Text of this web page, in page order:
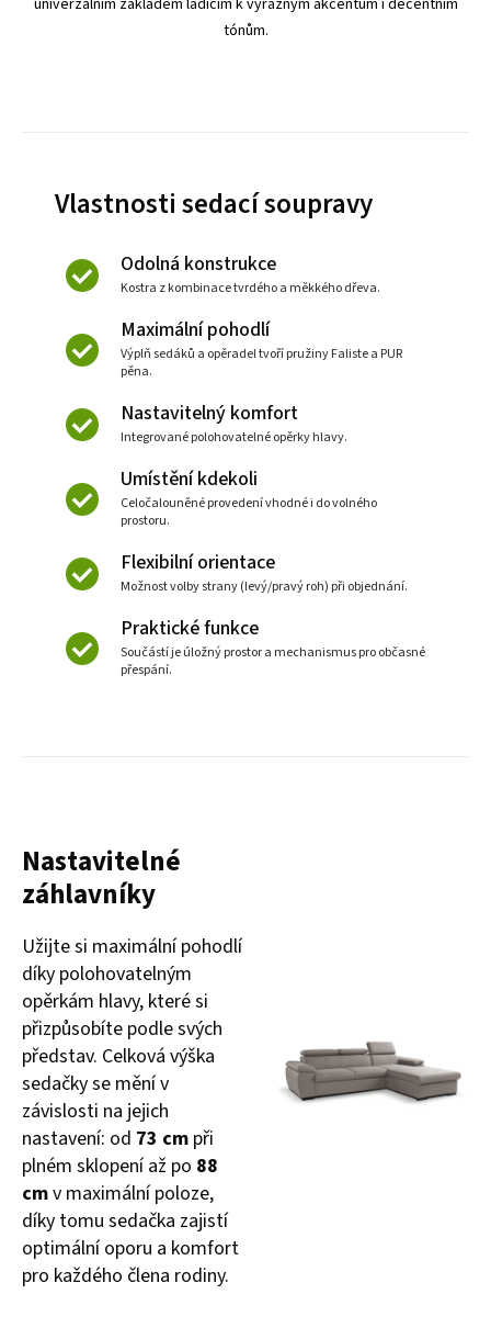
tónům.
Vlastnosti sedací soupravy
Odolná konstrukce
Kostra z kombinace tvrdého a měkkého dřeva.
Maximální pohodlí
Výplň sedáků a opěradel tvoří pružiny Faliste a PUR
pěna.
Nastavitelný komfort
Integrované polohovatelné opěrky hlavy.
Umístění kdekoli
Celočalouněné provedení vhodné i do volného
prostoru.
Flexibilní orientace
Možnost volby strany (levý/pravý roh) při objednání.
Praktické funkce
Součástí je úložný prostor a mechanismus pro občasné
přespání.
Nastavitelné
záhlavníky
Užijte si maximální pohodlí
díky polohovatelným
opěrkám hlavy, které si
přizpůsobíte podle svých
představ. Celková výška
sedačky se mění v
závislosti na jejich
nastavení: od 73 cm při
plném sklopení až po 88
cmv maximální poloze,
díky tomu sedačka zajistí
optimální oporu a komfort
pro každého člena rodiny.